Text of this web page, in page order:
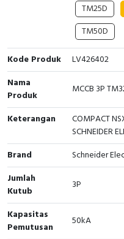
Cable Operated Switch
Signalling Columns
Safety Sensors
Pressure Switch
Ultrasonic & Rotary
Limit Switch
Inductive Sensors
Photoelectric
TM25D
TM50D
Kode Produk
LV426402
Nama
Produk
MCCB 3P
Keterangan
COMPACT
SCHNEIDER
Brand
Schneider
Jumlah
Kutub
3P
Kapasitas
Pemutusan
50kA